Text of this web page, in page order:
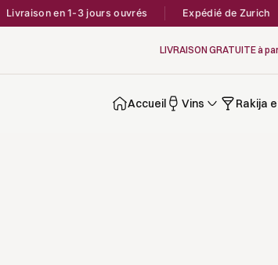
Livraison en 1-3 jours ouvrés Expédié de Zurich
LIVRAISON GRATUITE à
Accueil Vins Rakija